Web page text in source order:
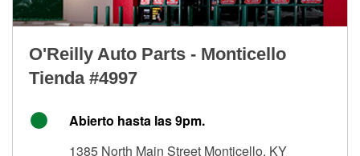
O'Reilly Auto Parts - Monticello
Tienda #4997
Abierto hasta las 9pm.
1385 North Main Street Monticello, KY